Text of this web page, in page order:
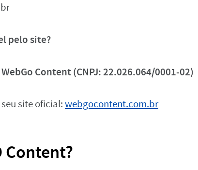
pelo site?
WebGo Content (CNPJ: 22.026.064/0001-02)
site oficial:webgocontent.com.br
Content?